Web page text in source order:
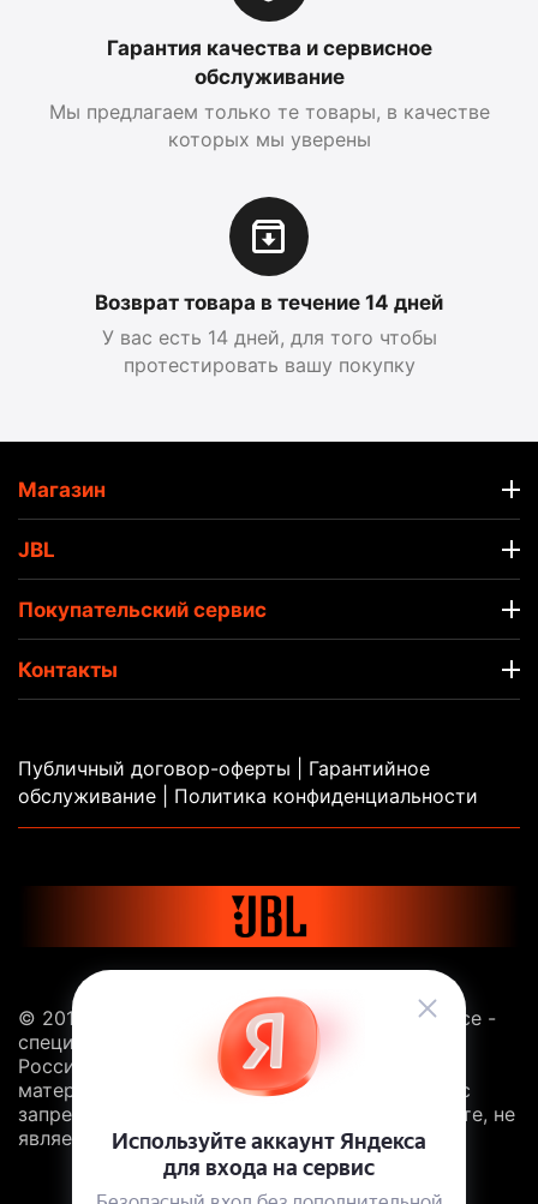
Гарантия качества и сервисное
обслуживание
Мы предлагаем только те товары, в качестве
которых мы уверены
Возврат товара в течение 14 дней
У вас есть 14 дней, для того чтобы
протестировать вашу покупку
Магазин
JBL
Покупательский сервис
Контакты
Публичный договор-оферты
Гарантийное
обслуживание |
Политика конфиденциальности
© 2013 - 2026 Sound Balance. JBL.Sound-Balance -
специализированный интернет-магазин JBL в
России. Все права защищены. Копирование
материалов с сайта без ссылки на этот ресурс
запрещено. Информация, размещённая на сайте, не
является публичной офертой.